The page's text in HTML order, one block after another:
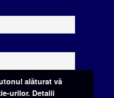
alăturat vă
urilor.Detalii